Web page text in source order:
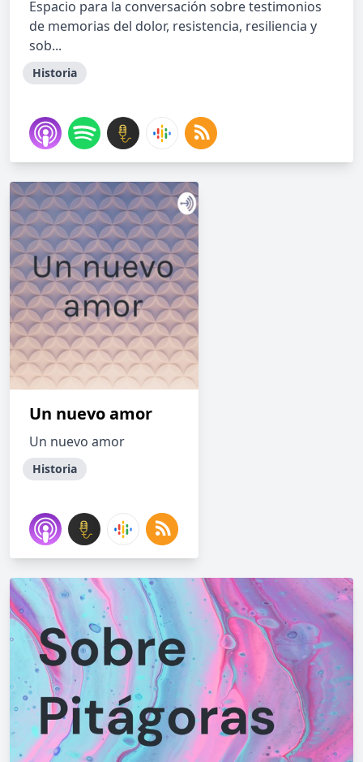
Espacio para la conversación sobre testimonios
de memorias del dolor, resistencia, resiliencia y
sob...
Historia
Un nuevo amor
Un nuevo amor
Historia